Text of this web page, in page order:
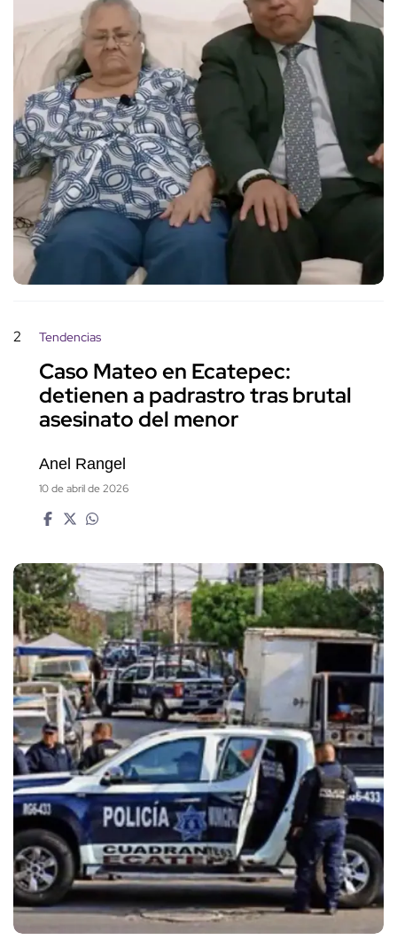
2 Tendencias
Caso Mateo en Ecatepec:
detienen a padrastro tras brutal
asesinato del menor
Anel Rangel
10 de abril de 2026